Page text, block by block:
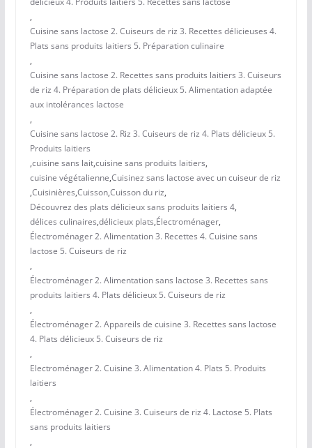
,
Cuisine sans lactose 2. Cuiseurs de riz 3. Recettes délicieuses 4.
Plats sans produits laitiers 5. Préparation culinaire
,
Cuisine sans lactose 2. Recettes sans produits laitiers 3. Cuiseurs
de riz 4. Préparation de plats délicieux 5. Alimentation adaptée
aux intolérances lactose
,
Cuisine sans lactose 2. Riz 3. Cuiseurs de riz 4. Plats délicieux 5.
Produits laitiers
,cuisine sans lait,cuisine sans produits laitiers,
cuisine végétalienne,Cuisinez sans lactose avec un cuiseur de riz
,Cuisinières,Cuisson,Cuisson du riz,
Découvrez des plats délicieux sans produits laitiers 4,
délices culinaires,délicieux plats,Électroménager,
Électroménager 2. Alimentation 3. Recettes 4. Cuisine sans
lactose 5. Cuiseurs de riz
,
Électroménager 2. Alimentation sans lactose 3. Recettes sans
produits laitiers 4. Plats délicieux 5. Cuiseurs de riz
,
Électroménager 2. Appareils de cuisine 3. Recettes sans lactose
4. Plats délicieux 5. Cuiseurs de riz
,
Electroménager 2. Cuisine 3. Alimentation 4. Plats 5. Produits
laitiers
,
Électroménager 2. Cuisine 3. Cuiseurs de riz 4. Lactose 5. Plats
sans produits laitiers
,